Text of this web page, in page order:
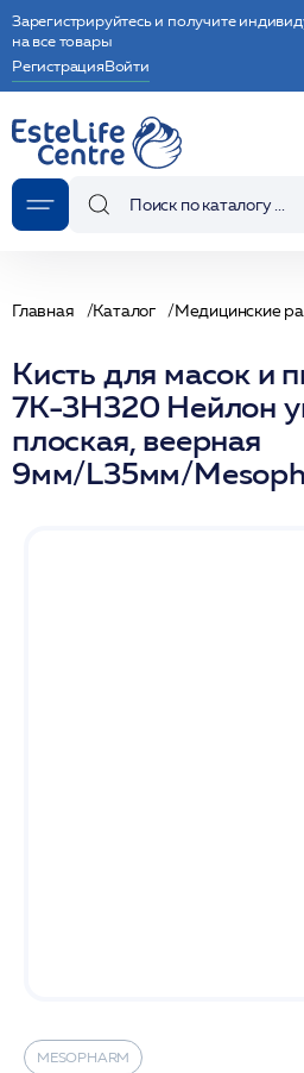
Зарегистрируйтесь и получите
на все товары
РегистрацияВойти
Главная Каталог Медицинские
Кисть для масок и
7К-3Н320 Нейлон
плоская, веерная
9мм/L35мм/
MESOPHARM